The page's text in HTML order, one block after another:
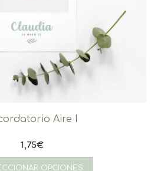
Aire I
1,75€
OPCIONES